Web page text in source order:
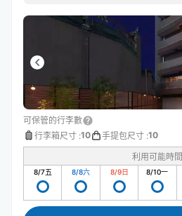
可保管的行李數
行李箱尺寸 :10 手提包尺寸 :10
利用可能時間
8/7五 8/8六 8/9日 8/10一